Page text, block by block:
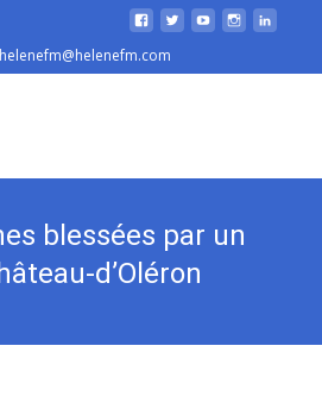
helenefm@helenefm.com
blessées par un
d’Oléron